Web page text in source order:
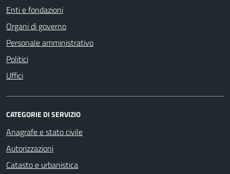
Enti e fondazioni
Organi di governo
Personale amministrativo
Politici
Uffici
CATEGORIE DI SERVIZIO
Anagrafe e stato civile
Autorizzazioni
Catasto e urbanistica